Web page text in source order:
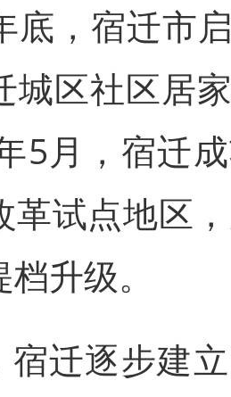
底，宿迁市
城区社区居
5月，宿迁
革试点地区
升级。
宿迁逐步建